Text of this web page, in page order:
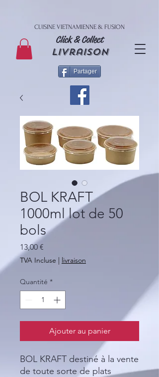
CUISINE VIETNAMIENNE & FUSION
Click & Collect
livraison
Partager
BOL KRAFT
1000ml lot de 50
bols
13,00 €
TVA Incluse | livraison
Quantité *
Ajouter au panier
BOL KRAFT destiné à la vente
de toute sorte de plats